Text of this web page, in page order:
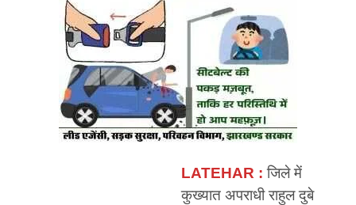
LATEHAR : जिले में
कुख्यात अपराधी राहुल दुबे